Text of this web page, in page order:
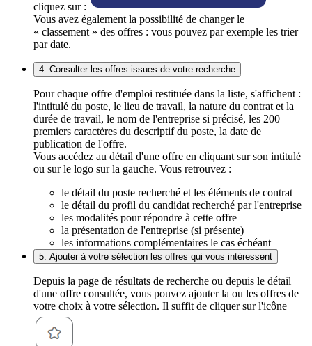
cliquez sur :
Vous avez également la possibilité de changer le
« classement » des offres : vous pouvez par exemple les trier
par date.
4. Consulter les offres issues de votre recherche
Pour chaque offre d'emploi restituée dans la liste, s'affichent :
l'intitulé du poste, le lieu de travail, la nature du contrat et la
durée de travail, le nom de l'entreprise si précisé, les 200
premiers caractères du descriptif du poste, la date de
publication de l'offre.
Vous accédez au détail d'une offre en cliquant sur son intitulé
ou sur le logo sur la gauche. Vous retrouvez :
le détail du poste recherché et les éléments de contrat
le détail du profil du candidat recherché par l'entreprise
les modalités pour répondre à cette offre
la présentation de l'entreprise (si présente)
les informations complémentaires le cas échéant
5. Ajouter à votre sélection les offres qui vous intéressent
Depuis la page de résultats de recherche ou depuis le détail
d'une offre consultée, vous pouvez ajouter la ou les offres de
votre choix à votre sélection. Il suffit de cliquer sur l'icône